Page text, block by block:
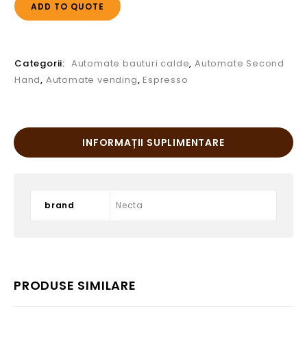
ADD TO QUOTE
Categorii: Automate bauturi calde,Automate Second
Hand, Automate vending,Espresso
INFORMAȚII SUPLIMENTARE
brand Necta
PRODUSE SIMILARE